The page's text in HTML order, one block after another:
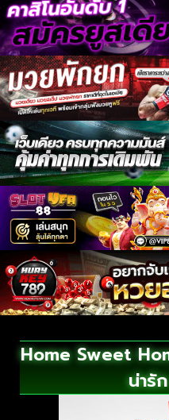
Home Sweet
น่ารั